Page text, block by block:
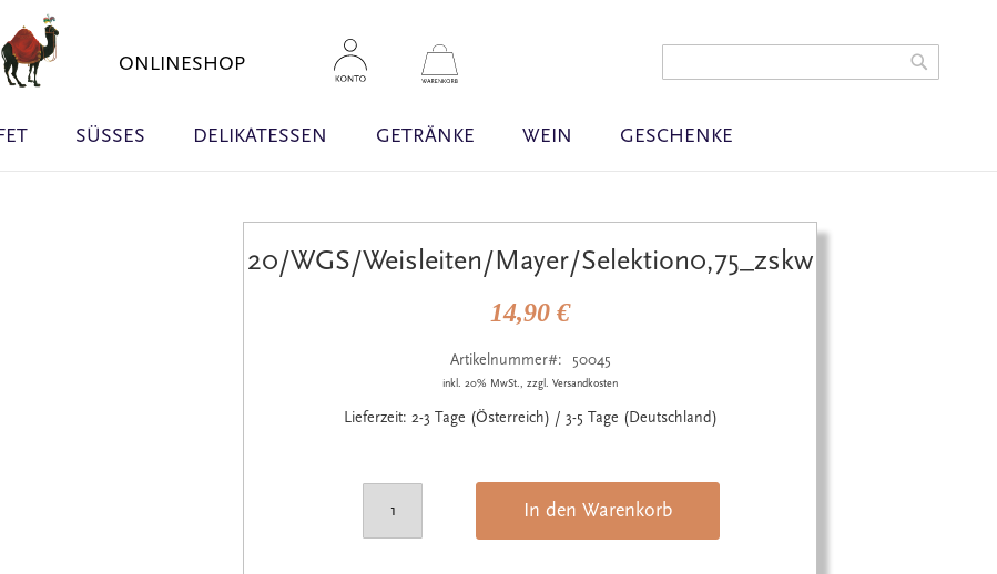
ONLINESHOP
Search
SÜSSES DELIKATESSEN GETRÄNKE WEIN GESCHENKE
20/WGS/Weisleiten/Mayer/Selektion0,75_zskw
14,90 €
Artikelnummer 50045
inkl. 20% MwSt., zzgl. Versandkosten
Lieferzeit: 2-3 Tage (Österreich) / 3-5 Tage (Deutschland)
In den Warenkorb